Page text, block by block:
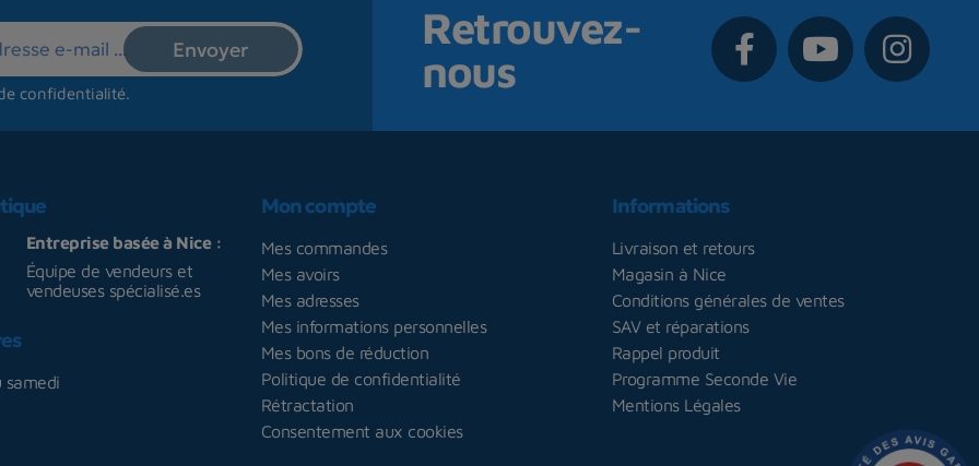
confidentialité.
Retrouvez-
nous
Entreprise basée à Nice :
Équipe de vendeurs et
vendeuses spécialisé.es
samedi
Mon compte
Mes commandes
Mes avoirs
Mes adresses
Mes informations personnelles
Mes bons de réduction
Politique de confidentialité
Rétractation
Consentement aux cookies
Informations
Livraison et retours
Magasin à Nice
Conditions générales de ventes
SAV et réparations
Rappel produit
Programme Seconde Vie
Mentions Légales